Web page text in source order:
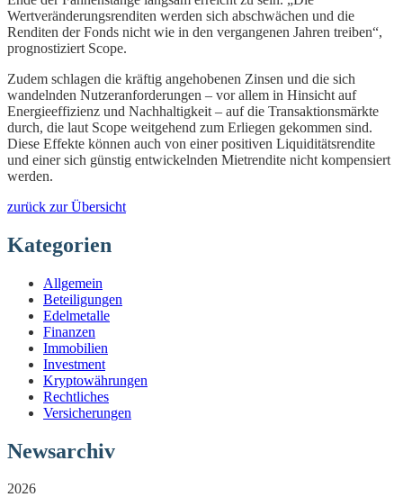
Wertveränderungsrenditen werden sich abschwächen und die
Renditen der Fonds nicht wie in den vergangenen Jahren treiben“,
prognostiziert Scope.
Zudem schlagen die kräftig angehobenen Zinsen und die sich
wandelnden Nutzeranforderungen – vor allem in Hinsicht auf
Energieeffizienz und Nachhaltigkeit – auf die Transaktionsmärkte
durch, die laut Scope weitgehend zum Erliegen gekommen sind.
Diese Effekte können auch von einer positiven Liquiditätsrendite
und einer sich günstig entwickelnden Mietrendite nicht kompensiert
werden.
zurück zur Übersicht
Kategorien
Allgemein
Beteiligungen
Edelmetalle
Finanzen
Immobilien
Investment
Kryptowährungen
Rechtliches
Versicherungen
Newsarchiv
2026